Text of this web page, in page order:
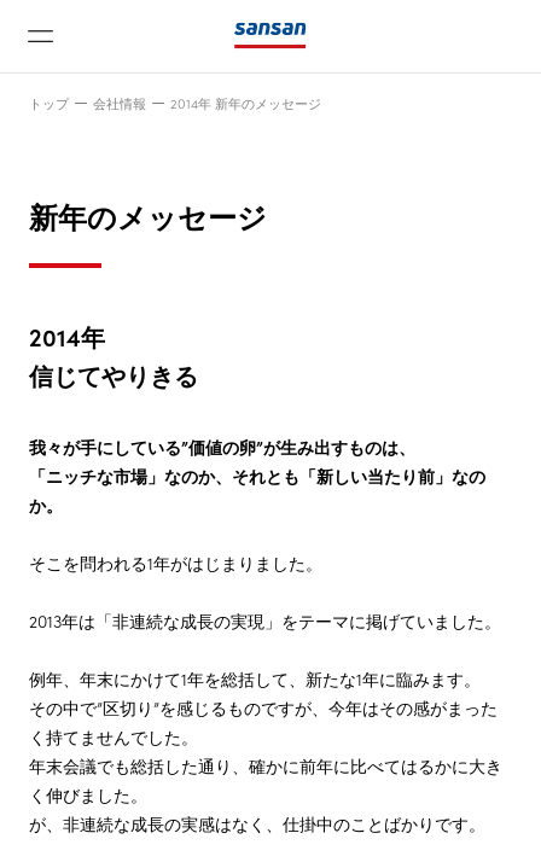
サービス
テクノロジー
会社情報
トップ
会社概要
Leaders
新年のメッセージ
アクセス
トップ 会社情報 2014年 新年のメッセージ
新年のメッセージ
2014年
信じてやりきる
我々が手にしている”価値の卵”が生み出すものは、
「ニッチな市場」なのか、それとも「新しい当たり前」なの
か。
そこを問われる1年がはじまりました。
2013年は「非連続な成長の実現」をテーマに掲げていました。
例年、年末にかけて1年を総括して、新たな1年に臨みます。
その中で”区切り”を感じるものですが、今年はその感がまった
く持てませんでした。
年末会議でも総括した通り、確かに前年に比べてはるかに大き
く伸びました。
が、非連続な成長の実感はなく、仕掛中のことばかりです。